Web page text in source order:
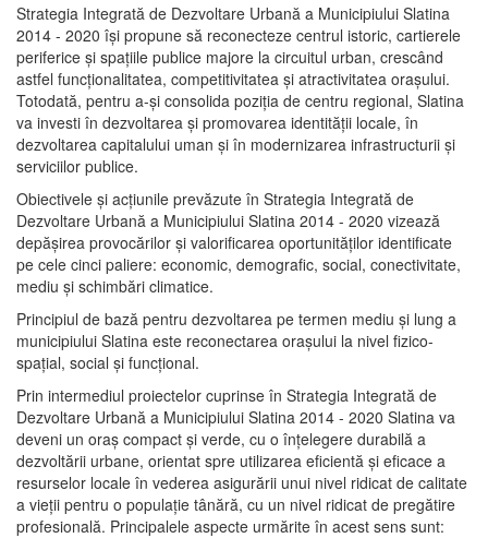
Strategia Integrată de Dezvoltare Urbană a Municipiului Slatina
2014 - 2020 își propune să reconecteze centrul istoric, cartierele
periferice şi spaţiile publice majore la circuitul urban, crescând
astfel funcţionalitatea, competitivitatea şi atractivitatea oraşului.
Totodată, pentru a-şi consolida poziţia de centru regional, Slatina
va investi în dezvoltarea şi promovarea identităţii locale, în
dezvoltarea capitalului uman şi în modernizarea infrastructurii şi
serviciilor publice.
Obiectivele şi acţiunile prevăzute în Strategia Integrată de
Dezvoltare Urbană a Municipiului Slatina 2014 - 2020 vizează
depășirea provocărilor şi valorificarea oportunităţilor identificate
pe cele cinci paliere: economic, demografic, social, conectivitate,
mediu şi schimbări climatice.
Principiul de bază pentru dezvoltarea pe termen mediu şi lung a
municipiului Slatina este reconectarea oraşului la nivel fizico-
spaţial, social şi funcţional.
Prin intermediul proiectelor cuprinse în Strategia Integrată de
Dezvoltare Urbană a Municipiului Slatina 2014 - 2020 Slatina va
deveni un oraş compact şi verde, cu o înţelegere durabilă a
dezvoltării urbane, orientat spre utilizarea eficientă şi eficace a
resurselor locale în vederea asigurării unui nivel ridicat de calitate
a vieţii pentru o populaţie tânără, cu un nivel ridicat de pregătire
profesională. Principalele aspecte urmărite în acest sens sunt: